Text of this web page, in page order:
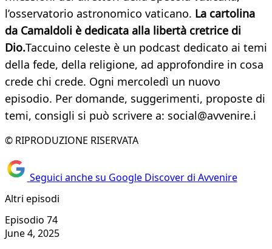
l’osservatorio astronomico vaticano. La cartolina
da Camaldoli è dedicata alla libertà cretrice di
Dio.Taccuino celeste è un podcast dedicato ai temi
della fede, della religione, ad approfondire in cosa
crede chi crede. Ogni mercoledì un nuovo
episodio. Per domande, suggerimenti, proposte di
temi, consigli si può scrivere a: social@avvenire.i
© RIPRODUZIONE RISERVATA
Seguici anche su Google Discover di Avvenire
Altri episodi
Episodio 74
June 4, 2025